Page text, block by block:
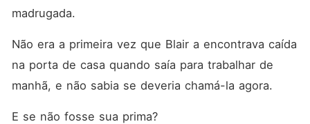
madrugada.
Não era a primeira vez que Blair a encontrava caída
na porta de casa quando saía para trabalhar de
manhã, e não sabia se deveria chamá-la agora.
E se não fosse sua prima?